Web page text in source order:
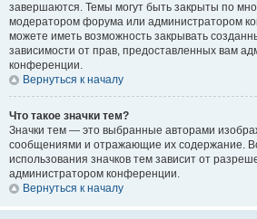
завершаются. Темы могут быть закрыты по
модератором форума или администратором
можете иметь возможность закрывать
зависимости от прав, предоставленных вам
конференции.
Вернуться к началу
Что такое значки тем?
Значки тем — это выбранные авторами
сообщениями и отражающие их содержание.
использования значков тем зависит от
администратором конференции.
Вернуться к началу